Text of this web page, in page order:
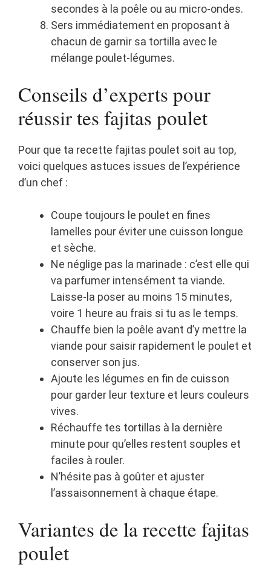
secondes à la poêle ou au micro-ondes.
Sers immédiatement en proposant à
chacun de garnir sa tortilla avec le
mélange poulet-légumes.
Conseils d’experts pour
réussir tes fajitas poulet
Pour que ta recette fajitas poulet soit au top,
voici quelques astuces issues de l’expérience
d’un chef :
Coupe toujours le poulet en fines
lamelles pour éviter une cuisson longue
et sèche.
Ne néglige pas la marinade : c’est elle qui
va parfumer intensément ta viande.
Laisse-la poser au moins 15 minutes,
voire 1 heure au frais si tu as le temps.
Chauffe bien la poêle avant d’y mettre la
viande pour saisir rapidement le poulet et
conserver son jus.
Ajoute les légumes en fin de cuisson
pour garder leur texture et leurs couleurs
vives.
Réchauffe tes tortillas à la dernière
minute pour qu’elles restent souples et
faciles à rouler.
N’hésite pas à goûter et ajuster
l’assaisonnement à chaque étape.
Variantes de la recette fajitas
poulet